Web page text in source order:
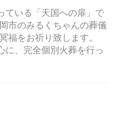
ている「天国への扉」で
市のみるくちゃんの葬儀
福をお祈り致します。
に、完全個別火葬を行っ